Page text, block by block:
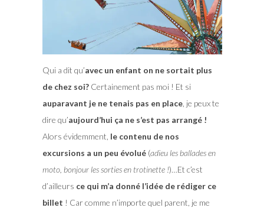
Qui a dit qu’avec un enfant on ne sortait plus
de chez soi?Certainement pas moi ! Et si
auparavant je ne tenais pas en place, je peux te
dire qu’aujourd’hui ça ne s’est pas arrangé !
Alors évidemment, le contenu de nos
excursions a un peu évolué(adieu les ballades en
moto, bonjour les sorties en trotinette !)…Et c’est
d’ailleurs ce qui m’a donné l’idée de rédiger ce
billet ! Car comme n’importe quel parent, je me